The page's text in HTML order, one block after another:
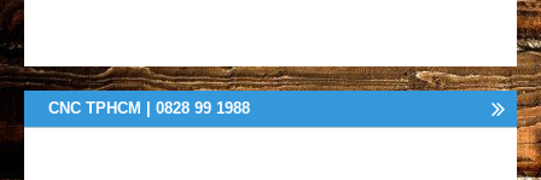
CNC TPHCM | 0828 99 1988